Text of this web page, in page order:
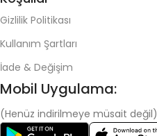
Gizlilik Politikası
Kullanım Şartları
İade & Değişim
Mobil Uygulama:
(Henüz indirilmeye müsait değil)